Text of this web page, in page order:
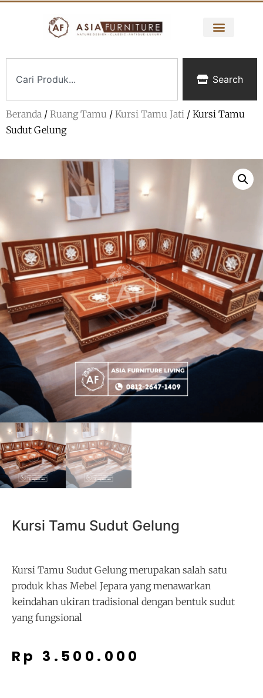
Search
Beranda / Ruang Tamu / Kursi Tamu Jati / Kursi Tamu
Sudut Gelung
Kursi Tamu Sudut Gelung
Kursi Tamu Sudut Gelung merupakan salah satu
produk khas Mebel Jepara yang menawarkan
keindahan ukiran tradisional dengan bentuk sudut
yang fungsional
Rp 3.500.000